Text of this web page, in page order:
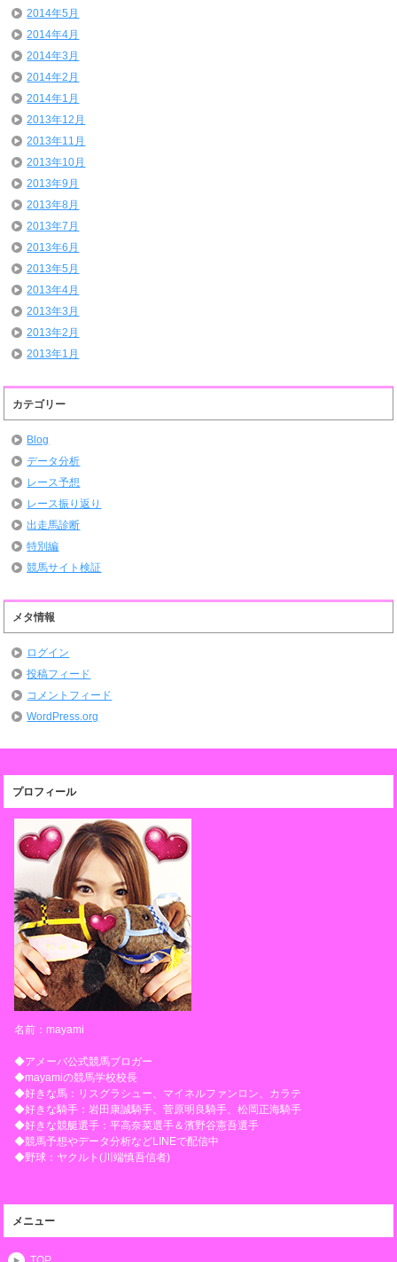
2014年5月
2014年4月
2014年3月
2014年2月
2014年1月
2013年12月
2013年11月
2013年10月
2013年9月
2013年8月
2013年7月
2013年6月
2013年5月
2013年4月
2013年3月
2013年2月
2013年1月
カテゴリー
Blog
データ分析
レース予想
レース振り返り
出走馬診断
特別編
競馬サイト検証
メタ情報
ログイン
投稿フィード
コメントフィード
WordPress.org
プロフィール
名前：mayami
◆アメーバ公式競馬ブロガー
◆mayamiの競馬学校校長
◆好きな馬：リスグラシュー、マイネルファンロン、カラテ
◆好きな騎手：岩田康誠騎手、菅原明良騎手、松岡正海騎手
◆好きな競艇選手：平高奈菜選手＆濱野谷憲吾選手
◆競馬予想やデータ分析などLINEで配信中
◆野球：ヤクルト(川端慎吾信者)
メニュー